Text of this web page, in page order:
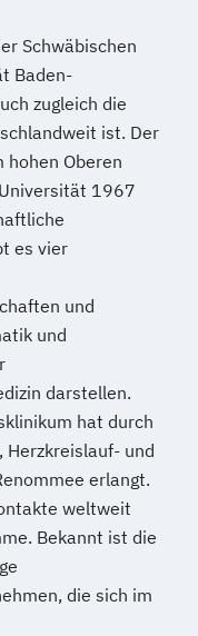
Schwäbischen
Baden-
zugleich die
ist. Der
hohen Oberen
1967
es vier
und
und
darstellen.
hat durch
Herzkreislauf- und
erlangt.
weltweit
Bekannt ist die
die sich im